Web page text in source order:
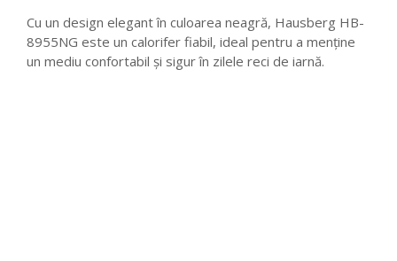
Cu un design elegant în culoarea neagră, Hausberg HB-
8955NG este un calorifer fiabil, ideal pentru a menține
un mediu confortabil și sigur în zilele reci de iarnă.